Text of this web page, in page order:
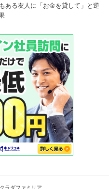
ある友人に「お金を貸して」と逆
ラダファミリア